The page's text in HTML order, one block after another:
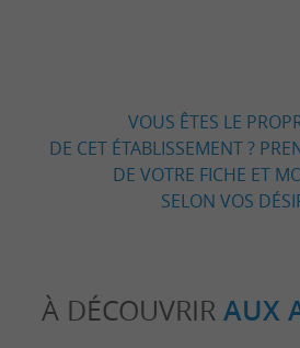
VOUS ÊTES LE
DE CET ÉTABLISSEMENT ?
DE VOTRE FICHE ET
SELON VOS
À DÉCOUVRIR AUX